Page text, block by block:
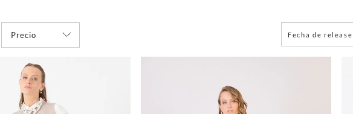
Precio Fecha de release